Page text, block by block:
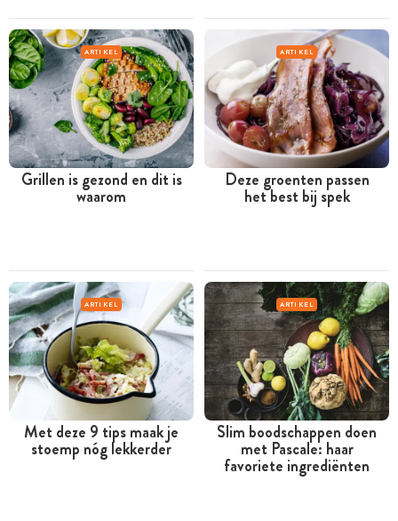
ARTIKEL
Grillen is gezond en dit is
waarom
ARTIKEL
Deze groenten passen
het best bij spek
ARTIKEL
Met deze 9 tips maak je
stoemp nóg lekkerder
ARTIKEL
Slim boodschappen doen
met Pascale: haar
favoriete ingrediënten